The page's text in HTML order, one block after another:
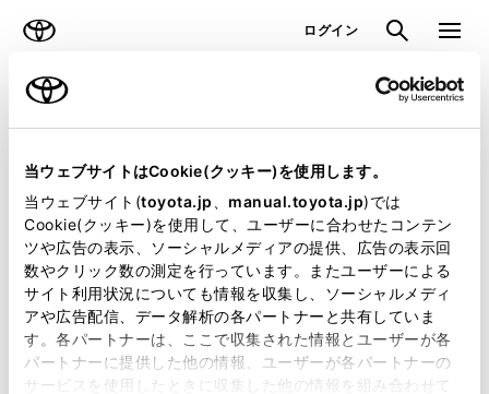
当ウェブサイトはCookie(クッキー)を使用します。
当ウェブサイト(toyota.jp manual.toyota.jp)では
Cookie(クッキー)を使用して、ユーザーに合わせたコンテン
ツや広告の表示、ソーシャルメディアの提供、広告の表示回
数やクリック数の測定を行っています。またユーザーによる
サイト利用状況についても情報を収集し、ソーシャルメディ
アや広告配信、データ解析の各パートナーと共有していま
す。各パートナーは、ここで収集された情報とユーザーが各
パートナーに提供した他の情報、ユーザーが各パートナーの
サービスを使用したときに収集した他の情報を組み合わせて
ログイン 検索 メニュ
ラインアップ トピックス
見積りシミュレーション
見積りシミュレーションのデータが
正常に取得できませんでした。
詳しくは販売店までお問合せくださ
い。
（2-7-4）